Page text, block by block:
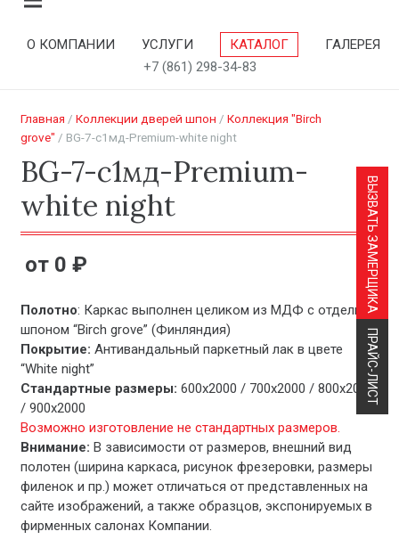
О КОМПАНИИ УСЛУГИ КАТАЛОГ
ГАЛЕРЕЯ
+7 (861) 298-34-83
Главная / Коллекции дверей шпон / Коллекция "Birch
grove" / BG-7-с1мд-Premium-white night
BG-7-с1мд-Premium-
white night
0 ₽
Полотно: Каркас выполнен целиком из МДФ с отделкой
шпоном “Birch grove” (Финляндия)
Покрытие: Антивандальный паркетный лак в цвете
“White night”
Стандартные размеры: 600х2000 / 700х2000 / 800х2000
/ 900х2000
Возможно изготовление не стандартных размеров.
Внимание: В зависимости от размеров, внешний вид
полотен (ширина каркаса, рисунок фрезеровки, размеры
филенок и пр.) может отличаться от представленных на
сайте изображений, а также образцов, экспонируемых в
фирменных салонах Компании.
ВЫЗВАТЬ ЗАМЕРЩИКА
ПРАЙС-ЛИСТ